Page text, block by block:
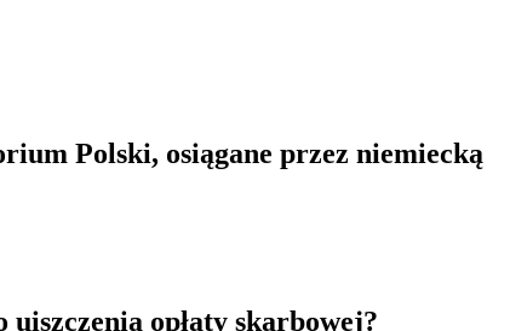
Polski, osiągane przez niemiecką
opłaty skarbowej?